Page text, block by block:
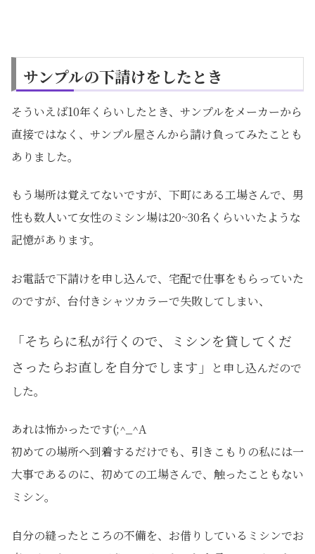
サンプルの下請けをしたとき
そういえば10年くらいしたとき、サンプルをメーカーから
直接ではなく、サンプル屋さんから請け負ってみたことも
ありました。
もう場所は覚えてないですが、下町にある工場さんで、男
性も数人いて女性のミシン場は20~30名くらいいたような
記憶があります。
お電話で下請けを申し込んで、宅配で仕事をもらっていた
のですが、台付きシャツカラーで失敗してしまい、
「そちらに私が行くので、ミシンを貸してくだ
さったらお直しを自分でします」
と申し込んだので
した。
あれは怖かったです(;^_^A
初めての場所へ到着するだけでも、引きこもりの私には一
大事であるのに、 初めての工場さんで、触ったこともない
ミシン。
自分の縫ったところの不備を、お借りしているミシンでお